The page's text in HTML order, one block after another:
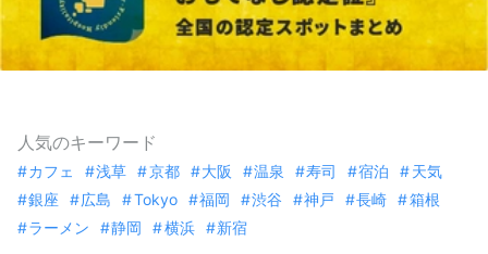
人気のキーワード
カフェ 浅草 京都 大阪 温泉 寿司 宿泊
天気
銀座
広島 Tokyo 福岡 渋谷 神戸 長崎
箱根
ラーメン
静岡 横浜 新宿